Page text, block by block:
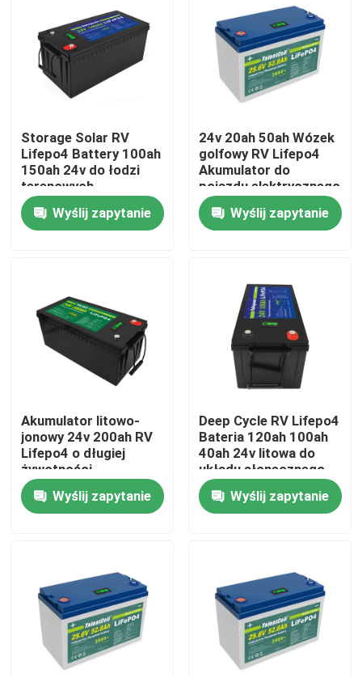
Do domu
Filmy
O nas
Wycieczka po fabryce
Kontrola jakości
Skontaktuj się z nami
Poprosić o wycenę
Bateria domowa Lifepo4
Storage Solar RV
Lifepo4 Battery 100ah
150ah 24v do łodzi
terenowych
Wyślij zapytanie
24v 20ah 50ah Wózek
golfowy RV Lifepo4
Akumulator do
pojazdu elektrycznego
Wyślij zapytanie
Akumulator litowo-
jonowy 24v 200ah RV
Lifepo4 o długiej
żywotności
Wyślij zapytanie
Deep Cycle RV Lifepo4
Bateria 120ah 100ah
40ah 24v litowa do
układu słonecznego
Wyślij zapytanie